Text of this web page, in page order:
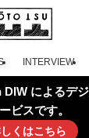
INTERVIEW
によるデ
ビスです。
くはこちら